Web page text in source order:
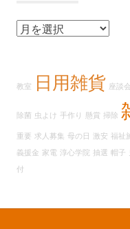
ア
ブ
教室 日用雑貨 座談会
除菌 虫よけ 手作り 懸賞 掃除
重要 求人募集 母の日 激安 福祉
義援金 家電 淳心学院 抽選 帽子
付